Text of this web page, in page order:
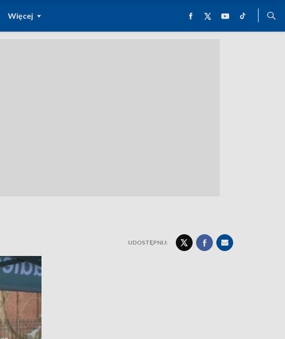
Więcej
UDOSTĘPNIJ: